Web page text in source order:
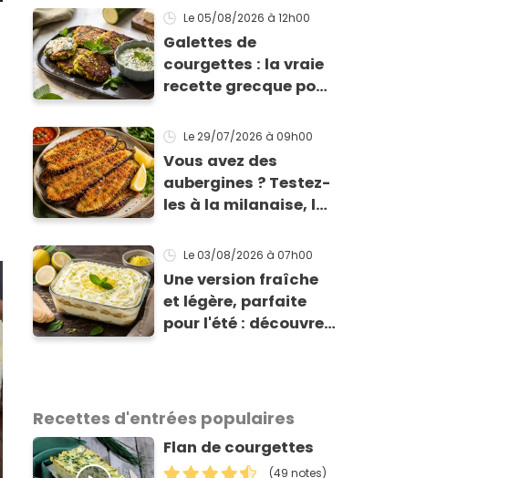
en 10 min sont un pur
délice !
Le 05/08/2026 à 12h00
Galettes de
courgettes : la vraie
recette grecque pour
enfin à la cuisson
Le 29/07/2026 à 09h00
Vous avez des
aubergines ? Testez-
les à la milanaise, la
dorée qui change du
gratin classique
Le 03/08/2026 à 07h00
Une version fraîche
et légère, parfaite
pour l'été : découvrez
Chef !
Recettes d'entrées populaires
Flan de courgettes
(49 notes)